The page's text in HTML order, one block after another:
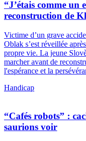
“J’étais comme un
reconstruction de
Victime d’un grave
Oblak s’est réveillée
propre vie. La jeune
marcher avant de
l'espérance et la
Handicap
“Cafés robots” :
saurions voir